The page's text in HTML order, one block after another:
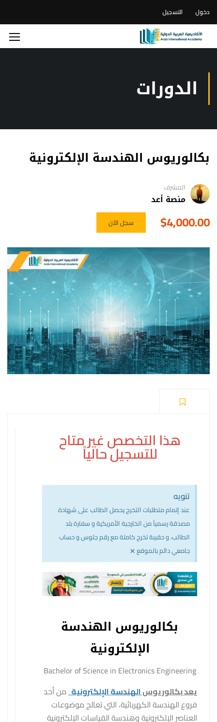
دخول التسجيل
الدورات
بكالوريوس الهندسة الإلكترونية
المشرف
منصة أعد
$4,000.00 سجل الآن
هذا التخصص غير متاح
للتسجيل حالياً
تنويه
عند إتمام متطلبات التخرج يحصل الطالب على شهادة
مصدقة رسمياً من الخارجية الأمريكية و سفارة بلد
الطالب، و حقيبة تخرج كاملة مع رقم جلوس و حساب
جامعي دائم بالموقع×
بكالوريوس الهندسة
الإلكترونية
Bachelor of Science in Electronics Engineering
يعد بكالوريوسالهندسة الإلكترونيةمن أحد
فروع الهندسة الكهربائية، التي تعالج موضوعات
العناصر الإلكترونية وهندسة القياسات الإلكترونية